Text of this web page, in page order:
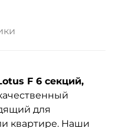
F 6 секций,
для
квартире. Наши